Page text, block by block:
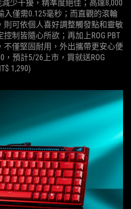
少干擾，精準度絕佳；高達8,000
入僅需0.125毫秒；而直觀的滾輪
則可依個人喜好調整觸發點和靈敏
制皆隨心所欲；再加上ROG PBT
不僅堅固耐用，外出攜帶更安心便
，預計5/26上市，買就送ROG
1,290)